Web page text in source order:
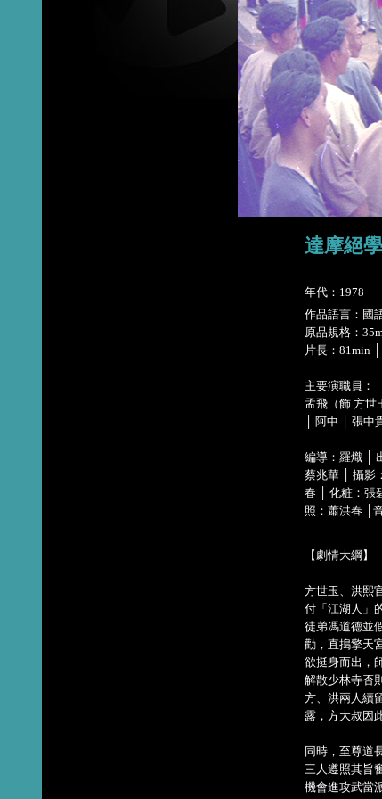
達摩絕
年代：1978
作品語言：國
原品規格：
片長：81min
主要演職員：
孟飛（飾 方世
│ 阿中 │ 張
編導：羅熾 │
蔡兆華 │ 攝影
春 │ 化粧：張
照：蕭洪春 │
【劇情大綱】
方世玉、洪熙
付「江湖人」
徒弟馮道德並
勸，直搗擎天
欲挺身而出，
解散少林寺否
方、洪兩人續
露，方大叔因
同時，至尊道
三人遵照其旨
機會進攻武當